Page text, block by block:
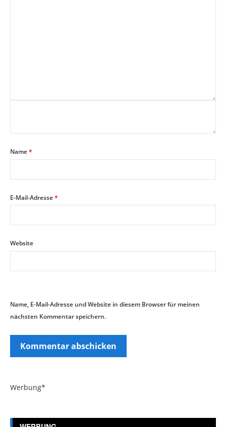
Name*
E-Mail-Adresse*
Website
Name, E-Mail-Adresse und Website in diesem Browser für meinen
nächsten Kommentar speichern.
Werbung*